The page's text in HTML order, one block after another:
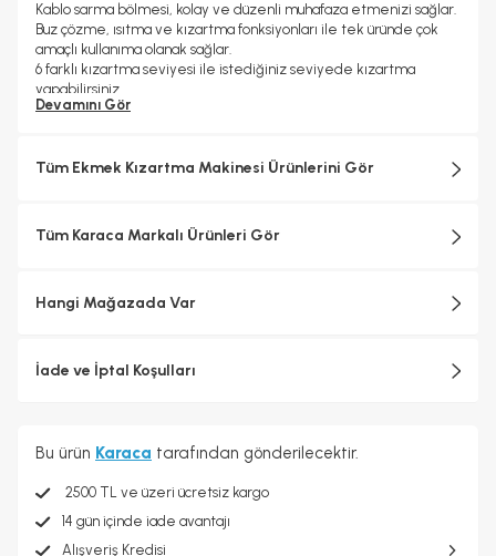
Kablo sarma bölmesi, kolay ve düzenli muhafaza etmenizi sağlar.
Buz çözme, ısıtma ve kızartma fonksiyonları ile tek üründe çok
amaçlı kullanıma olanak sağlar.
6 farklı kızartma seviyesi ile istediğiniz seviyede kızartma
yapabilirsiniz.
Kolayca temizlemeniz için kırıntı çekmecesi bulunmaktadır.
Devamını Gör
Tüm Ekmek Kızartma Makinesi Ürünlerini Gör
Tüm Karaca Markalı Ürünleri Gör
Hangi Mağazada Var
İade ve İptal Koşulları
Bu ürün Karaca tarafından gönderilecektir.
2500 TL ve üzeri ücretsiz kargo
14 gün içinde iade avantajı
Alışveriş Kredisi